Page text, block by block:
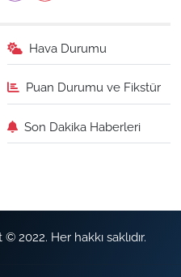
Hava Durumu
Puan Durumu ve Fikstür
Son Dakika Haberleri
2022. Her hakkı saklıdır.